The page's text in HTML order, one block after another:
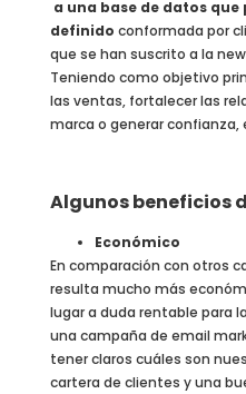
a una base de datos
definido conformada por
que se han suscrito a la
Teniendo como objetivo
las ventas, fortalecer las
marca o generar confianza,
Algunos beneficios
Económico
En comparación con otros
resulta mucho más
lugar a duda rentable para
una campaña de email
tener claros cuáles son
cartera de clientes y una